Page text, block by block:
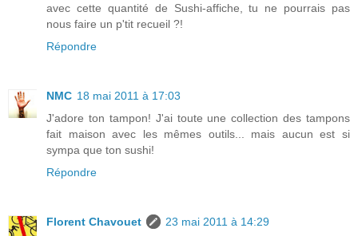
avec cette quantité de Sushi-affiche, tu ne pourrais pas
nous faire un p'tit recueil ?!
Répondre
NMC 18 mai 2011 à 17:03
J'adore ton tampon! J'ai toute une collection des tampons
fait maison avec les mêmes outils... mais aucun est si
sympa que ton sushi!
Répondre
Florent Chavouet
23 mai 2011 à 14:29